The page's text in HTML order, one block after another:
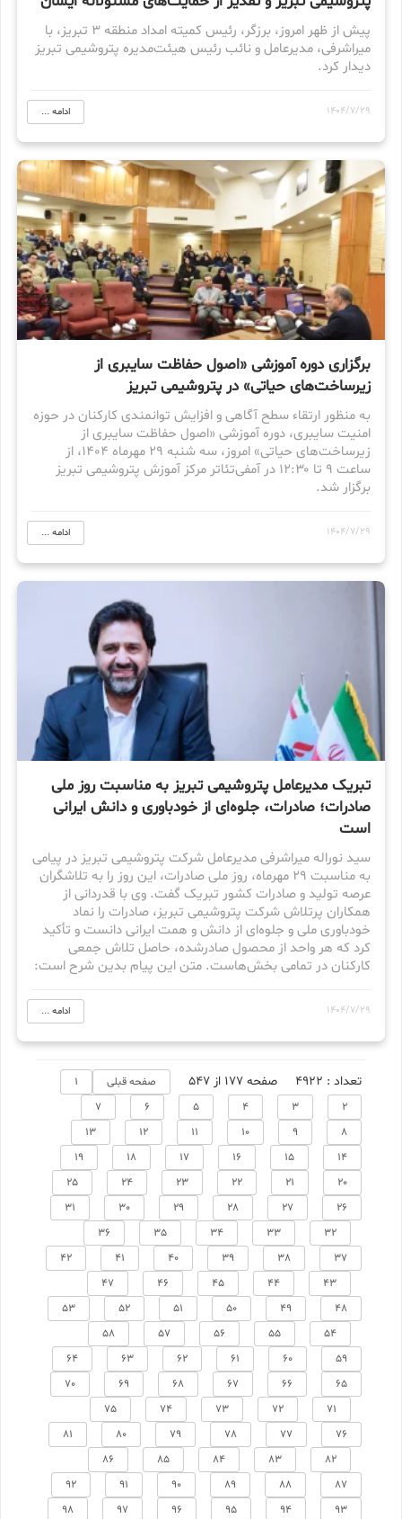
پیش از ظهر امروز، برزگر، رئیس کمیته امداد منطقه ۳ تبریز، با
میراشرفی، مدیرعامل و نائب رئیس هیئت‌مدیره پتروشیمی تبریز
دیدار کرد.
1404/7/29 ادامه ...
برگزاری دوره آموزشی «اصول حفاظت سایبری از
زیرساخت‌های حیاتی» در پتروشیمی تبریز
به منظور ارتقاء سطح آگاهی و افزایش توانمندی کارکنان در حوزه
امنیت سایبری، دوره آموزشی «اصول حفاظت سایبری از
زیرساخت‌های حیاتی» امروز، سه شنبه ۲۹ مهرماه ۱۴۰۴، از
ساعت ۹ تا ۱۲:۳۰ در آمفی‌تئاتر مرکز آموزش پتروشیمی تبریز
برگزار شد.
1404/7/29 ادامه ...
تبریک مدیرعامل پتروشیمی تبریز به مناسبت روز ملی
صادرات؛ صادرات، جلوه‌ای از خودباوری و دانش ایرانی
است
سید نوراله میراشرفی مدیرعامل شرکت پتروشیمی تبریز در پیامی
به مناسبت ۲۹ مهرماه، روز ملی صادرات، این روز را به تلاشگران
عرصه تولید و صادرات کشور تبریک گفت. وی با قدردانی از
همکاران پرتلاش شرکت پتروشیمی تبریز، صادرات را نماد
خودباوری ملی و جلوه‌ای از دانش و همت ایرانی دانست و تأکید
کرد که هر واحد از محصول صادرشده، حاصل تلاش جمعی
کارکنان در تمامی بخش‌هاست. متن این پیام بدین شرح است:
1404/7/29 ادامه ...
تعداد : 4922 صفحه 177 از 547 صفحه قبلی
1
2
3
4
5
6
7
8
9
10
11
12
13
14
15
16
17
18
19
20
21
22
23
24
25
26
27
28
29
30
31
32
33
34
35
36
37
38
39
40
41
42
43
44
45
46
47
48
49
50
51
52
53
54
55
56
57
58
59
60
61
62
63
64
65
66
67
68
69
70
71
72
73
74
75
76
77
78
79
80
81
82
83
84
85
86
87
88
89
90
91
92
93
94
95
96
97
98